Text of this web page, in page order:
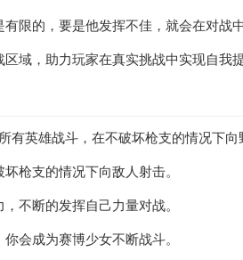
限的，要是他发挥不佳，就会在对战中
域，助力玩家在真实挑战中实现自我
英雄战斗，在不破坏枪支的情况下
枪支的情况下向敌人射击。
不断的发挥自己力量对战。
会成为赛博少女不断战斗。